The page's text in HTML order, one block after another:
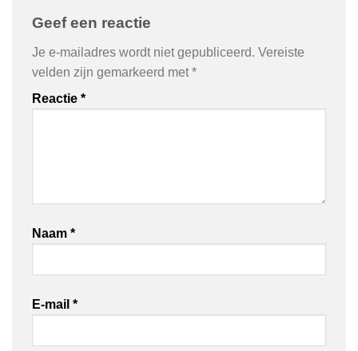
Geef een reactie
Je e-mailadres wordt niet gepubliceerd. Vereiste
velden zijn gemarkeerd met*
Reactie *
Naam *
E-mail *